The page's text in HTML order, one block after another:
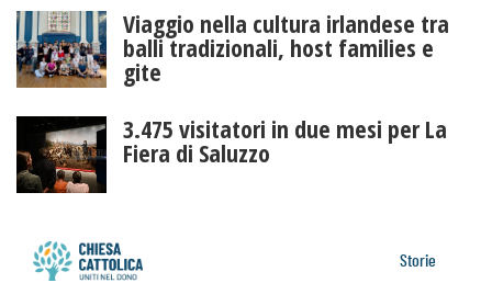
Viaggio nella cultura irlandese tra
balli tradizionali, host families e
gite
3.475 visitatori in due mesi per La
Fiera di Saluzzo